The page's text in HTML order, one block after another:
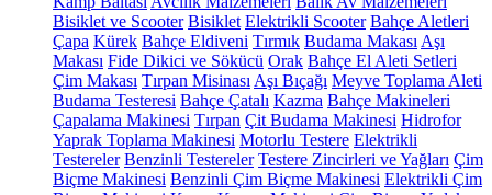
Bisiklet ve Scooter Bisiklet Elektrikli Scooter Bahçe Aletleri
Çapa Kürek Bahçe Eldiveni Tırmık Budama Makası Aşı
Makası Fide Dikici ve Sökücü Orak Bahçe El Aleti Setleri
Çim Makası Tırpan Misinası Aşı Bıçağı Meyve Toplama Aleti
Budama Testeresi Bahçe Çatalı Kazma Bahçe Makineleri
Çapalama Makinesi Tırpan Çit Budama Makinesi Hidrofor
Yaprak Toplama Makinesi Motorlu Testere Elektrikli
Testereler Benzinli Testereler Testere Zincirleri ve Yağları Çim
Biçme Makinesi Benzinli Çim Biçme Makinesi Elektrikli Çim